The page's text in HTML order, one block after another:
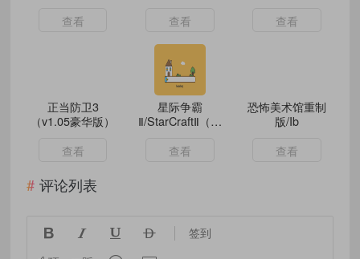
查看 查看 查看
正当防卫3
（v1.05豪华版）
查看
星际争霸
Ⅱ/StarCraftⅡ（三
查看
恐怖美术馆重制
版/Ib
查看
评论列表
    签到